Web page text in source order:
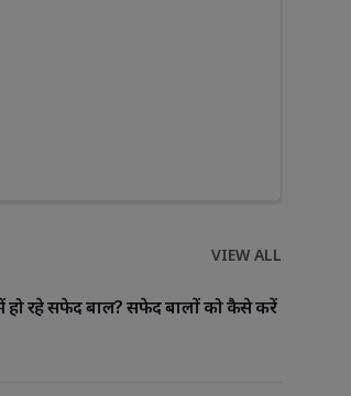
VIEW ALL
हो रहे सफेद बाल? सफेद बालों को कैसे करें